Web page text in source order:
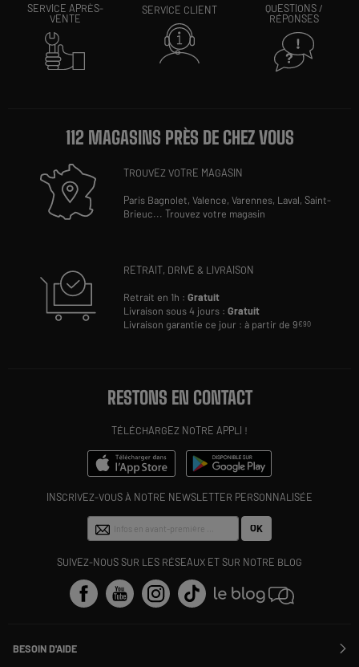
SERVICE APRÈS-
VENTE
SERVICE CLIENT
QUESTIONS /
RÉPONSES
112 MAGASINS PRÈS DE CHEZ VOUS
TROUVEZ VOTRE MAGASIN
Paris Bagnolet,Valence,Varennes, Laval,Saint-
Brieuc...Trouvez votre magasin
RETRAIT, DRIVE & LIVRAISON
Retrait en 1h :Gratuit
Livraison sous 4 jours :Gratuit
Livraison garantie ce jour : à partir de 9€90
RESTONS EN CONTACT
TÉLÉCHARGEZ NOTRE APPLI !
INSCRIVEZ-VOUS À NOTRE NEWSLETTER PERSONNALISÉE
OK
SUIVEZ-NOUS SUR LES RÉSEAUX ET SUR NOTRE BLOG
BESOIN D'AIDE